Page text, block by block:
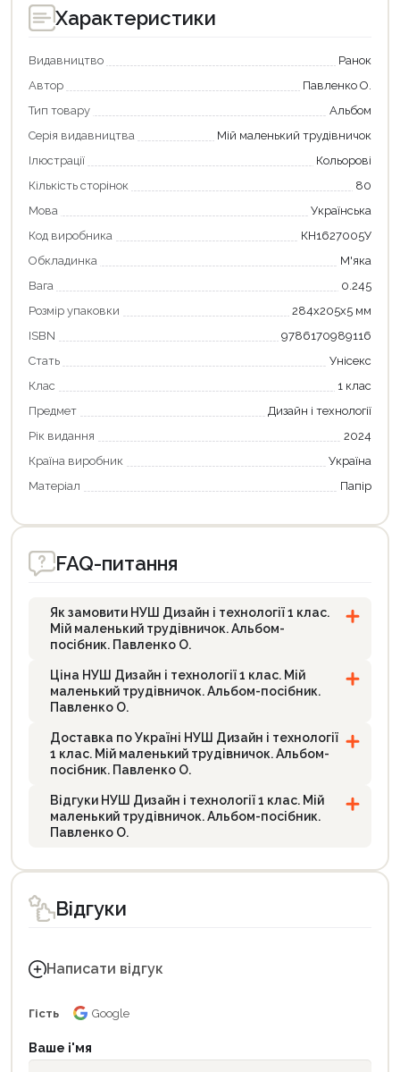
Характеристики
Видавництво
Ранок
Автор
Павленко О.
Тип товару
Альбом
Серія видавництва
Мій маленький трудівничок
Ілюстрації
Кольорові
Кількість сторінок
80
Мова
Українська
Код виробника
КН1627005У
Обкладинка
М'яка
Вага
0.245
Розмір упаковки
284x205x5 мм
ISBN
9786170989116
Стать
Унісекс
Клас
1 клас
Предмет
Дизайн і технології
Рік видання
2024
Країна виробник
Україна
Матеріал
Папір
FAQ-питання
Як замовити НУШ Дизайн і технології 1 клас.
Мій маленький трудівничок. Альбом-
посібник. Павленко О.
Ціна НУШ Дизайн і технології 1 клас. Мій
маленький трудівничок. Альбом-посібник.
Павленко О.
Доставка по Україні НУШ Дизайн і технології
1 клас. Мій маленький трудівничок. Альбом-
посібник. Павленко О.
Відгуки НУШ Дизайн і технології 1 клас. Мій
маленький трудівничок. Альбом-посібник.
Павленко О.
Відгуки
Написати відгук
Гість Google
Ваше і'мя
Продовжити покупки
Оформити замовлення